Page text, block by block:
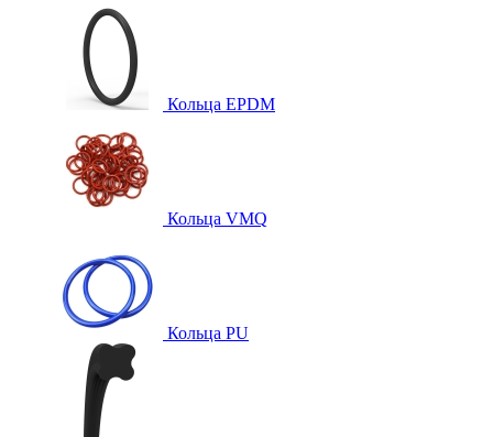
Кольца EPDM
Кольца VMQ
Кольца PU